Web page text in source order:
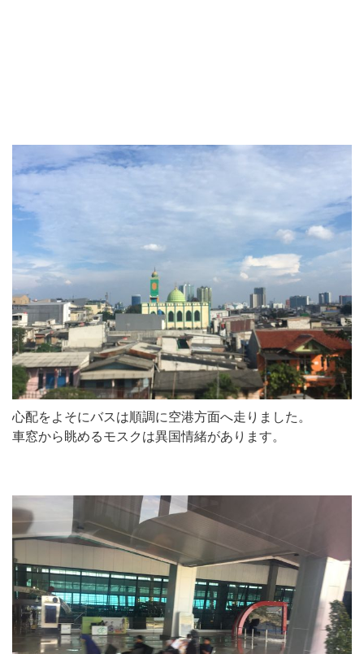
心配をよそにバスは順調に空港方面へ走りました。
車窓から眺めるモスクは異国情緒があります。